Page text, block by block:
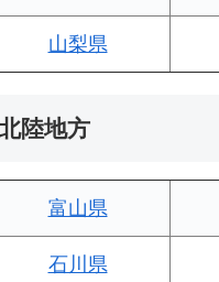
山梨県
陸地方
富山県
石川県